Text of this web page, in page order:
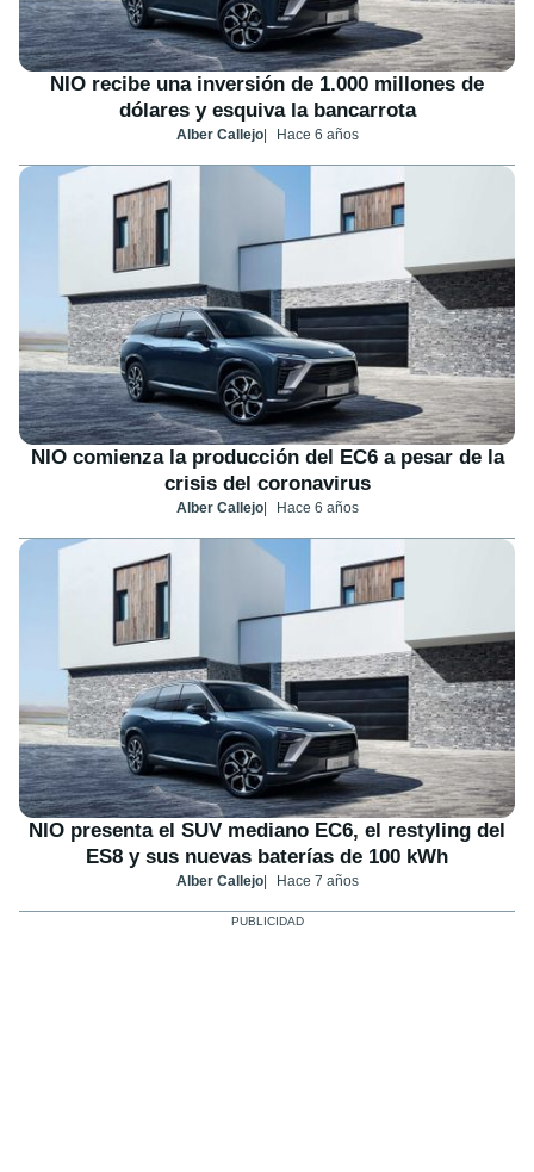
NIO recibe una inversión de 1.000 millones de
dólares y esquiva la bancarrota
Alber Callejo Hace 6 años
NIO comienza la producción del EC6 a pesar de la
crisis del coronavirus
Alber Callejo Hace 6 años
NIO presenta el SUV mediano EC6, el restyling del
ES8 y sus nuevas baterías de 100 kWh
Alber Callejo Hace 7 años